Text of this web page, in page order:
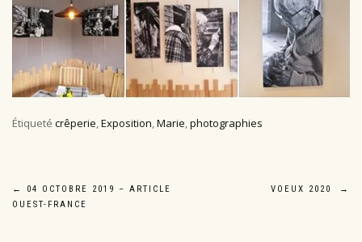
Étiqueté crêperie,Exposition,Marie,photographies
Navigation
←
04 OCTOBRE 2019 – ARTICLE
OUEST-FRANCE
VOEUX 2020 →